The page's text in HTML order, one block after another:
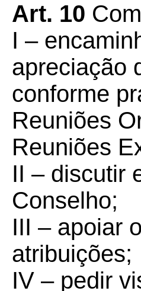
Art. 10
I –
apreciação
conforme
Reuniões
Reuniões
II – discutir
Conselho;
III – apoiar
atribuições;
IV – pedir